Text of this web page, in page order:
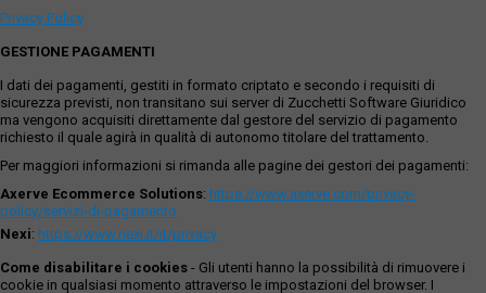
Privacy Policy
GESTIONE PAGAMENTI
I dati dei pagamenti, gestiti in formato criptato e secondo i requisiti di
sicurezza previsti, non transitano sui server di Zucchetti Software Giuridico
ma vengono acquisiti direttamente dal gestore del servizio di pagamento
richiesto il quale agirà in qualità di autonomo titolare del trattamento.
Per maggiori informazioni si rimanda alle pagine dei gestori dei pagamenti:
Axerve Ecommerce Solutions: https://www.axerve.com/privacy-
policy/servizi-di-pagamento
Nexi: https://www.nexi.it/it/privacy
Come disabilitare i cookies - Gli utenti hanno la possibilità di rimuovere i
cookie in qualsiasi momento attraverso le impostazioni del browser. I